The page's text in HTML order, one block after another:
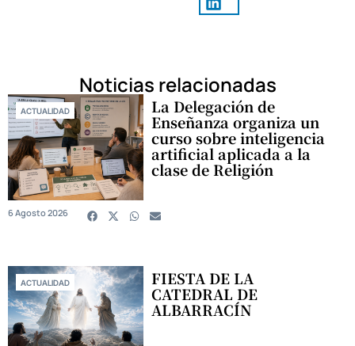
Noticias relacionadas
ACTUALIDAD La Delegación de
Enseñanza organiza un
curso sobre inteligencia
artificial aplicada a la
clase de Religión
6 Agosto 2026
ACTUALIDAD FIESTA DE LA
CATEDRAL DE
ALBARRACÍN